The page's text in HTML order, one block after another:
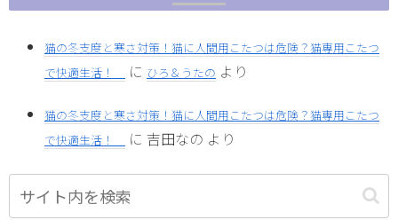
猫の冬支度と寒さ対策！猫に人間用こたつは危険？猫専用こたつ
で快適生活！
に ひろ＆うたの より
猫の冬支度と寒さ対策！猫に人間用こたつは危険？猫専用こたつ
で快適生活！
に 吉田なの より